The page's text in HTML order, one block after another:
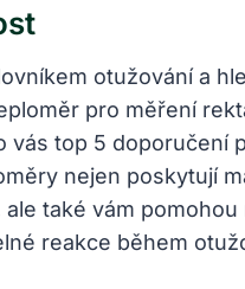
otužování a
pro měření
vás top 5 doporučení
nejen poskytují
ale také vám
reakce během